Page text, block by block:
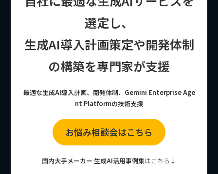
選定し、
生成AI導入計画策定や開発体制
の構築を専門家が支援
最適な生成AI導入計画、開発体制、Gemini Enterprise Age
nt Platformの技術支援
お悩み相談会はこちら
国内大手メーカー 生成AI活用事例集はこちら ↓